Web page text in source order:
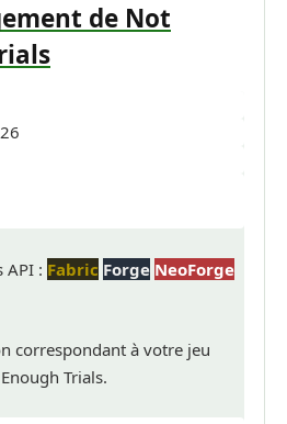
de Not
API : Fabric Forge NeoForge
correspondant à votre jeu
Trials.